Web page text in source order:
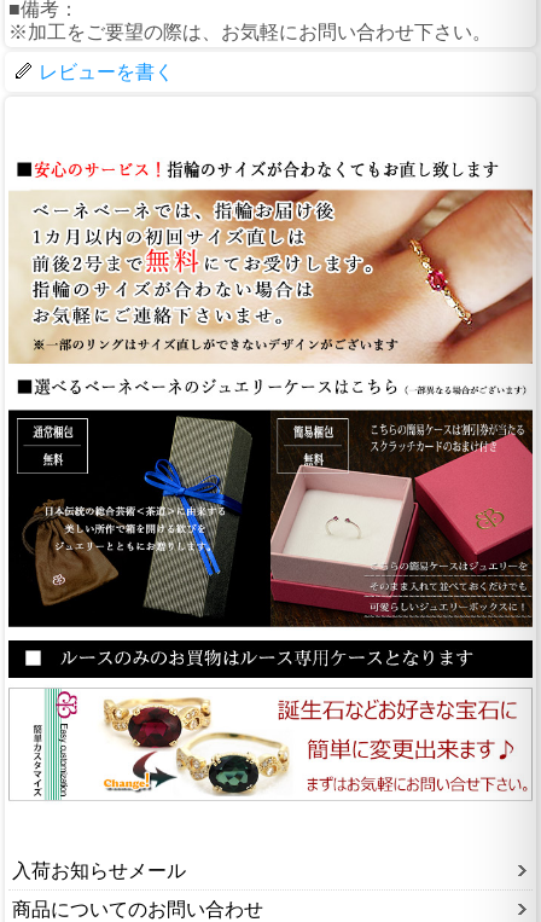
■備考：
※加工をご要望の際は、お気軽にお問い合わせ下さい。
レビューを書く
入荷お知らせメール
商品についてのお問い合わせ